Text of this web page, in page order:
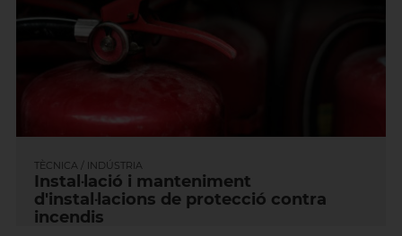
TÈCNICA / INDÚSTRIA
Instal·lació i manteniment
d'instal·lacions de protecció contra
incendis